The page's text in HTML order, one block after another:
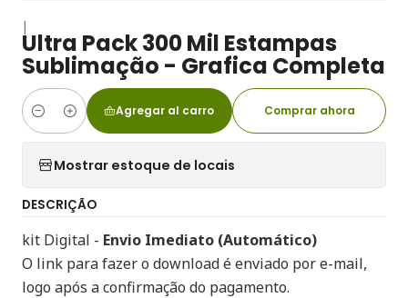
|
Ultra Pack 300 Mil Estampas
Sublimação - Grafica Completa
Cantidad
Agregar al carro Comprar ahora
Mostrar estoque de locais
DESCRIÇÃO
kit Digital - Envio Imediato (Automático)
O link para fazer o download é enviado por e-mail,
logo após a confirmação do pagamento.